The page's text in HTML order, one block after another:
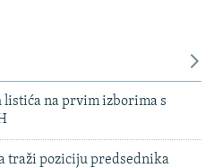
listića na prvim izborima s
traži poziciju predsednika